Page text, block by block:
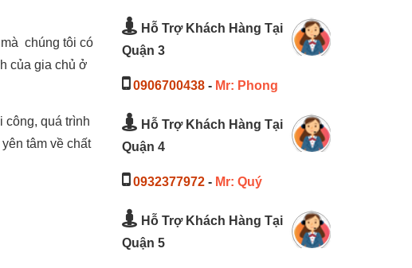
chúng tôi có
của gia chủ ở
công, quá trình
tâm về chất
Hỗ Trợ Khách Hàng Tại
Quận 3
0906700438- Mr: Phong
Hỗ Trợ Khách Hàng Tại
Quận 4
0932377972- Mr: Quý
Hỗ Trợ Khách Hàng Tại
Quận 5